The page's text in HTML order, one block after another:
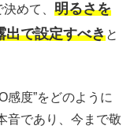
めて、 明るさを
出で設定すべきと
感度”をどのように
音であり、今まで敬